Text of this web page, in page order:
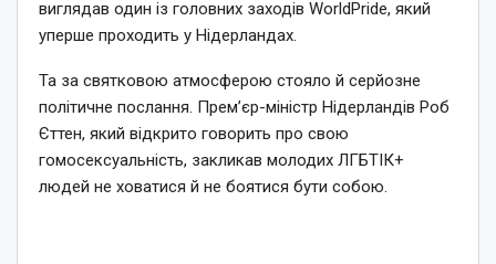
виглядав один із головних заходів WorldPride, який
уперше проходить у Нідерландах.
Та за святковою атмосферою стояло й серйозне
політичне послання. Прем’єр-міністр Нідерландів Роб
Єттен, який відкрито говорить про свою
гомосексуальність, закликав молодих ЛГБТІК+
людей не ховатися й не боятися бути собою.